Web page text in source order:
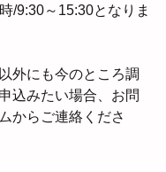
/9:30～15:30となりま
外にも今のところ調
込みたい場合、お問
からご連絡くださ